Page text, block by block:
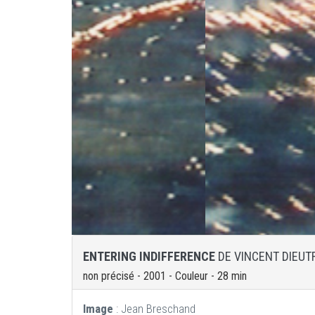
ENTERING INDIFFERENCE DE VINCENT
non précisé - 2001 - Couleur - 28 min
Image : Jean Breschand